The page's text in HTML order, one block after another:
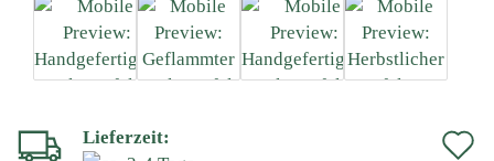
Lieferzeit: